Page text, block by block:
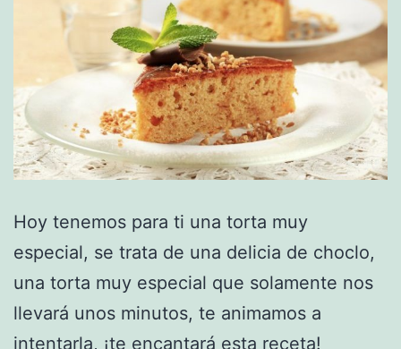
Hoy tenemos para ti una torta muy
especial, se trata de una delicia de choclo,
una torta muy especial que solamente nos
llevará unos minutos, te animamos a
intentarla, ¡te encantará esta receta!